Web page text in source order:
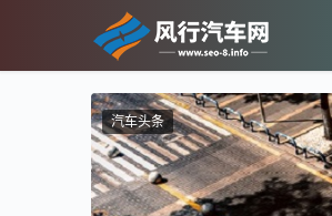
汽车头条